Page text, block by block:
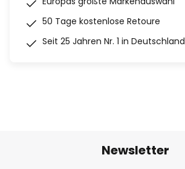
50 Tage kostenlose Retoure
Seit 25 Jahren Nr. 1 in Deutschland
Newsletter